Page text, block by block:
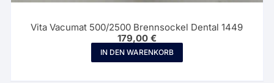
Vita Vacumat 500/2500 Brennsockel Dental 1449
179,00 €
IN DEN WARENKORB